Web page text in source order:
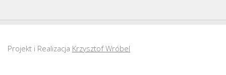
Projekt i Realizacja Krzysztof Wróbel